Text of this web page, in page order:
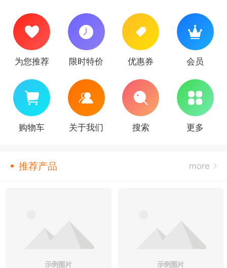
为您推荐 限时特价 优惠券 会员
购物车 关于我们 搜索 更多
推荐产品